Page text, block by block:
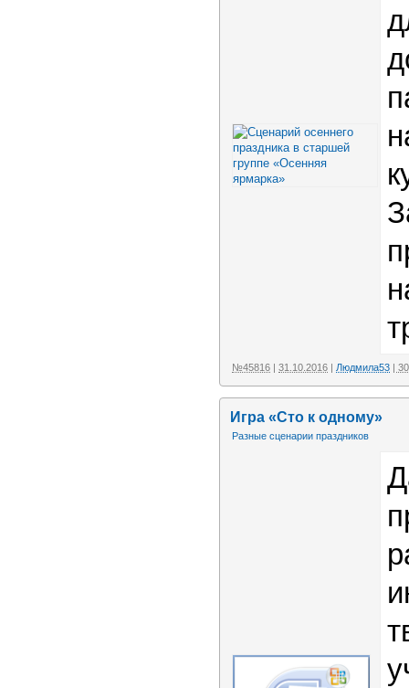
№45816 | 31.10.2016 | Людмила53 |
Игра «Сто к одному»
Разные сценарии праздников